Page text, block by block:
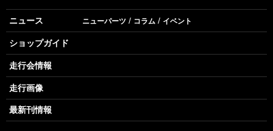
ニュース ニューパーツ コラム イベント
ショップガイド
走行会情報
走行画像
最新刊情報